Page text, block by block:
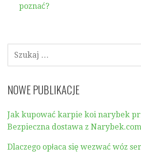
poznać?
SZUKAJ:
NOWE PUBLIKACJE
Jak kupować karpie koi narybek
Bezpieczna dostawa z Narybek.com
Dlaczego opłaca się wezwać wóz